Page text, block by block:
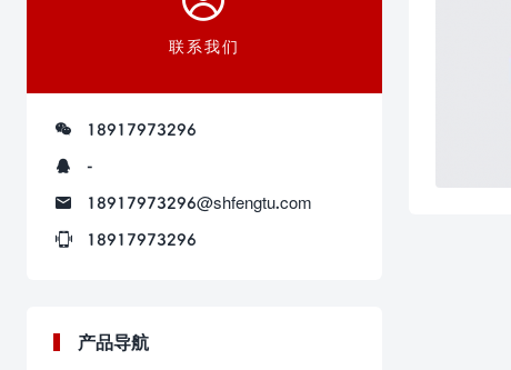
联系我们
18917973296
-
18917973296@shfengtu.com
18917973296
产品导航